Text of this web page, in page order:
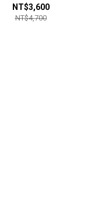
繽紛動物園
NT$3,600
NT$4,700